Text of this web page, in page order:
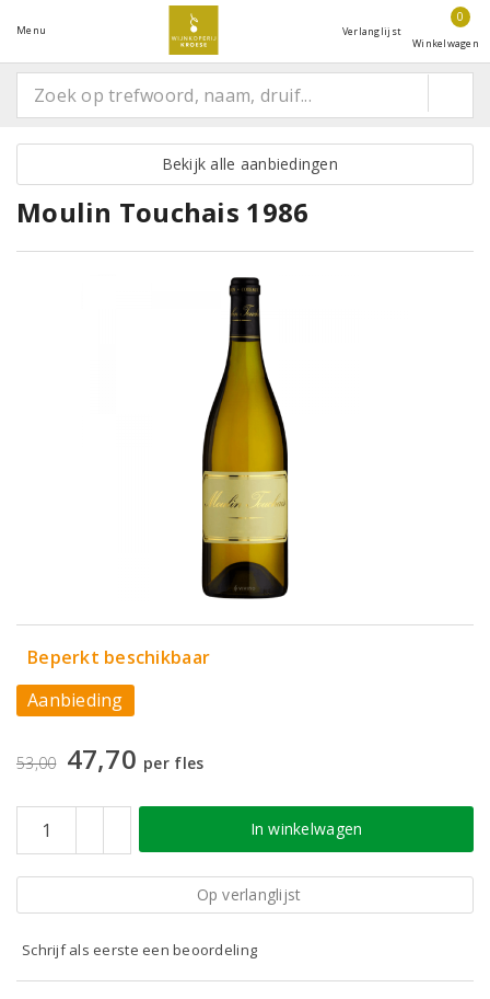
Menu Verlanglijst
0
Winkelwagen
Bekijk alle aanbiedingen
Moulin Touchais 1986
Beperkt beschikbaar
Aanbieding
53,00 47,70 per fles
In winkelwagen
Op verlanglijst
Schrijf als eerste een beoordeling